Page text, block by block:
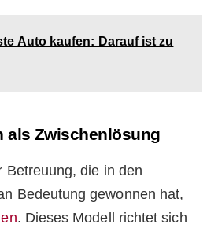
Auto kaufen: Darauf ist zu
als Zwischenlösung
Betreuung, die in den
Bedeutung gewonnen hat,
. Dieses Modell richtet sich